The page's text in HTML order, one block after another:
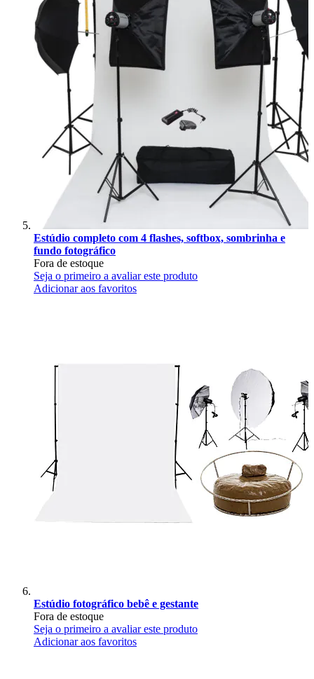
Estúdio completo com 4 flashes, softbox, sombrinha e
fundo fotográfico
Fora de estoque
Seja o primeiro a avaliar este produto
Adicionar aos favoritos
Estúdio fotográfico bebê e gestante
Fora de estoque
Seja o primeiro a avaliar este produto
Adicionar aos favoritos